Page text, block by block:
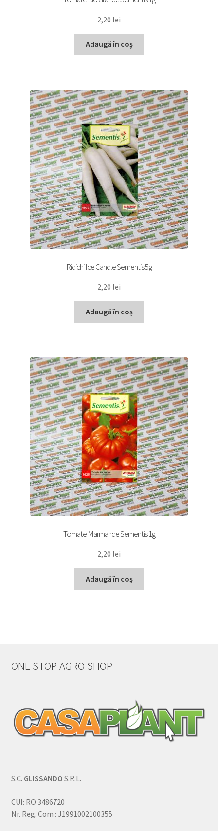
2,20 lei
Adaugă în coș
Ridichi Ice Candle Sementis 5g
2,20 lei
Adaugă în coș
Tomate Marmande Sementis 1g
2,20 lei
Adaugă în coș
ONE STOP AGRO SHOP
S.C. GLISSANDO S.R.L.
CUI: RO 3486720
Nr. Reg. Com.: J1991002100355